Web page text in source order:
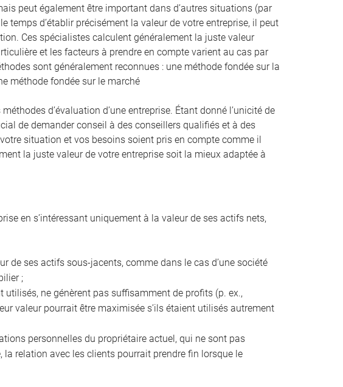
peut également être important dans d’autres situations (par
temps d’établir précisément la valeur de votre entreprise, il peut
Ces spécialistes calculent généralement la juste valeur
et les facteurs à prendre en compte varient au cas par
sont généralement reconnues : une méthode fondée sur la
méthode fondée sur le marché
d’évaluation d’une entreprise. Étant donné l’unicité de
de demander conseil à des conseillers qualifiés et à des
situation et vos besoins soient pris en compte comme il
la juste valeur de votre entreprise soit la mieux adaptée à
en s’intéressant uniquement à la valeur de ses actifs nets,
de ses actifs sous-jacents, comme dans le cas d’une société
;
utilisés, ne génèrent pas suffisamment de profits (p. ex.,
valeur pourrait être maximisée s’ils étaient utilisés autrement
personnelles du propriétaire actuel, qui ne sont pas
relation avec les clients pourrait prendre fin lorsque le